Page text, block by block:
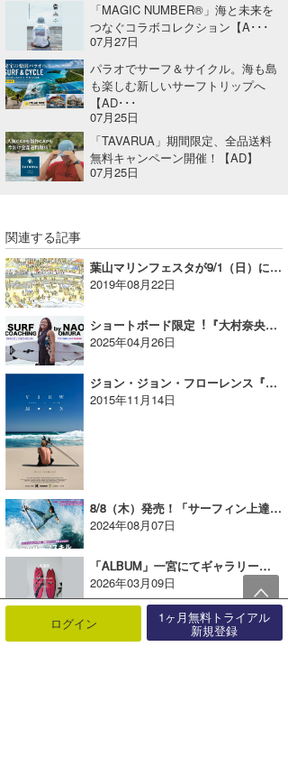
「MAGIC NUMBER®」海と未来を
つなぐコラボコレクション【A･･･
07月27日
パラオでサーフ＆サイクル。海も島
も楽しむ新しいサーフトリップへ
【AD･･･
07月25日
「TAVARUA」期間限定、全品送料
無料キャンペーン開催！【AD】
07月25日
関連する記事
葉山マリンフェスタが9/1（日）に開催される【AD】
2019年08月22日
ショートボード限定︕『大村奈央』特別コーチングプログラム【AD】
2025年04月26日
ジョン・ジョン・フローレンス『VIEW FROM A BLUE MOON』が12月1日に世界同時配信！
2015年11月14日
8/8（木）発売！「サーフィン上達のためのクセ改善&テクニック解説！」【AD】
2024年08月07日
「ALBUM」一宮にてギャラリー展示開催！【AD】
2026年03月09日
【波伝説特典あり】パタゴニア直営店 2015 SURF FILM 上映会開催！
2015年05月29日
ログイン 1ヶ月無料トライアル
新規登録